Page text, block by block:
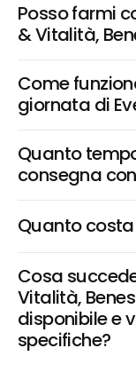
Posso farmi
& Vitalità,
Come
giornata di
Quanto
consegna
Quanto costa
Cosa
Vitalità,
disponibile e
specifiche?